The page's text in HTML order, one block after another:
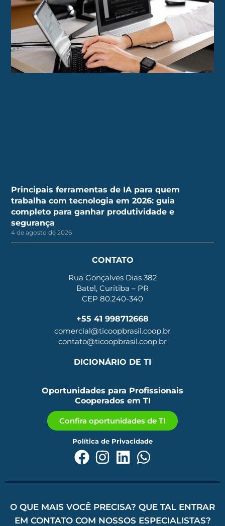
Principais ferramentas de IA para quem
trabalha com tecnologia em 2026: guia
completo para ganhar produtividade e
segurança
4 de agosto de 2026
CONTATO
Rua Gonçalves Dias 382
Batel, Curitiba – PR
CEP 80.240-340
+55 41 998712668
comercial@ticoopbrasil.coop.br
contato@ticoopbrasil.coop.br
DICIONÁRIO DE TI
Oportunidades para Profissionais
Cooperados em TI
Confira oportunidades de TI
Política de Privacidade
O QUE MAIS VOCÊ PRECISA? QUE TAL ENTRAR
EM CONTATO COM NOSSOS ESPECIALISTAS?